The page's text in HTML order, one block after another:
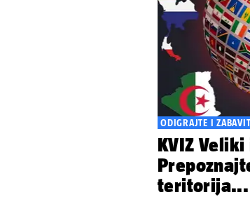
ODIGRAJTE I
KVIZ
teritorija...